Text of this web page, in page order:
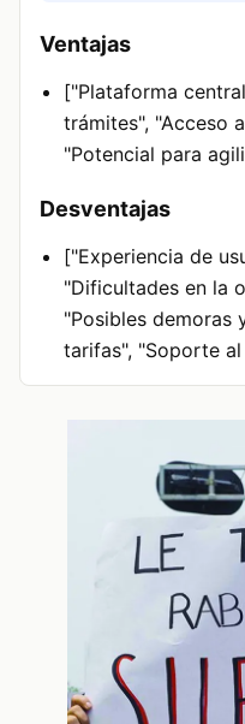
Ventajas
["Plataforma
trámites", "Acceso
"Potencial para
Desventajas
["Experiencia de
"Dificultades en la
"Posibles demoras
tarifas", "Soporte